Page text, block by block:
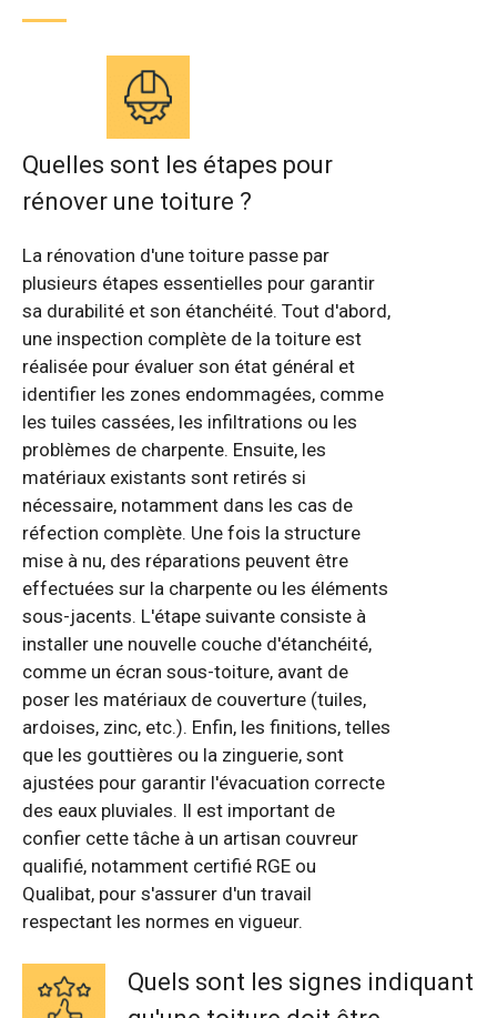
Quelles sont les étapes pour
rénover une toiture ?
La rénovation d'une toiture passe par
plusieurs étapes essentielles pour garantir
sa durabilité et son étanchéité. Tout d'abord,
une inspection complète de la toiture est
réalisée pour évaluer son état général et
identifier les zones endommagées, comme
les tuiles cassées, les infiltrations ou les
problèmes de charpente. Ensuite, les
matériaux existants sont retirés si
nécessaire, notamment dans les cas de
réfection complète. Une fois la structure
mise à nu, des réparations peuvent être
effectuées sur la charpente ou les éléments
sous-jacents. L'étape suivante consiste à
installer une nouvelle couche d'étanchéité,
comme un écran sous-toiture, avant de
poser les matériaux de couverture (tuiles,
ardoises, zinc, etc.). Enfin, les finitions, telles
que les gouttières ou la zinguerie, sont
ajustées pour garantir l'évacuation correcte
des eaux pluviales. Il est important de
confier cette tâche à un artisan couvreur
qualifié, notamment certifié RGE ou
Qualibat, pour s'assurer d'un travail
respectant les normes en vigueur.
Quels sont les signes indiquant